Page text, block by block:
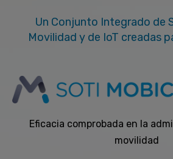
Un Conjunto Integrado de
Movilidad y de IoT creadas
Eficacia comprobada en la
movilidad